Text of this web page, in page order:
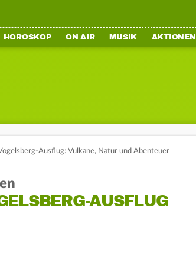
HOROSKOP ON AIR MUSIK AKTIONEN
Ausflug: Vulkane, Natur und Abenteuer
AUSFLUG